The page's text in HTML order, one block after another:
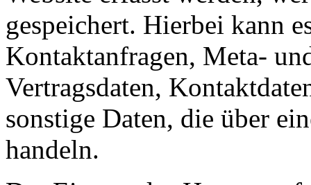
gespeichert. Hierbei kann
Kontaktanfragen, Meta-
Vertragsdaten,
sonstige Daten, die über
handeln.